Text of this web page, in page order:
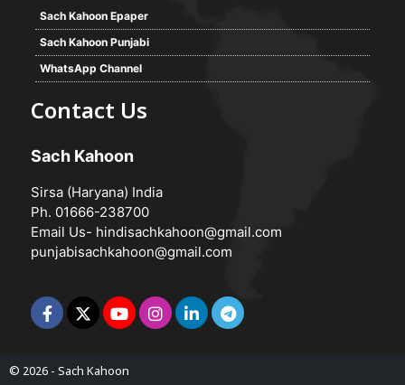
Sach Kahoon Epaper
Sach Kahoon Punjabi
WhatsApp Channel
Contact Us
Sach Kahoon
Sirsa (Haryana) India
Ph. 01666-238700
Email Us- hindisachkahoon@gmail.com
punjabisachkahoon@gmail.com
© 2026 - Sach Kahoon